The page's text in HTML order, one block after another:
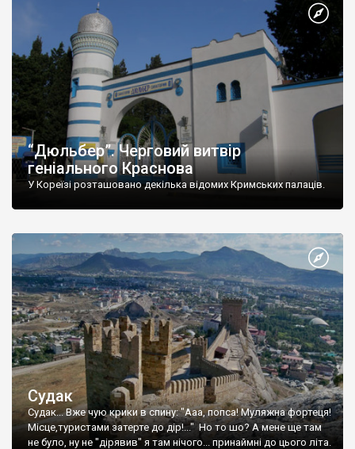
“Дюльбер”. Черговий витвір
геніального Краснова
У Кореїзі розташовано декілька відомих Кримських палаців.
Судак
Судак... Вже чую крики в спину: "Ааа, попса! Муляжна фортеця!
Місце,туристами затерте до дір!..." Но то шо? А мене ще там
не було, ну не "дірявив" я там нічого... принаймні до цього літа.